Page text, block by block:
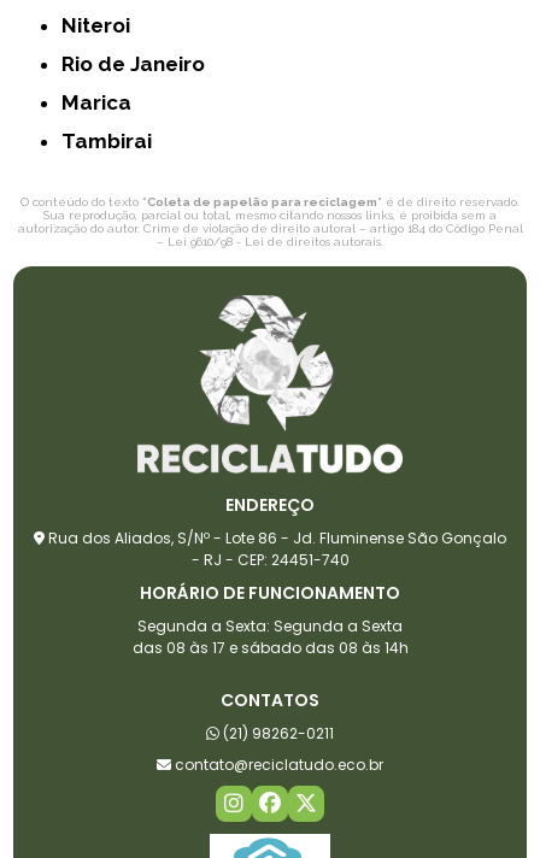
Niteroi
Rio de Janeiro
Marica
Tambirai
O conteúdo do texto "Coleta de papelão para reciclagem" é de direito reservado.
Sua reprodução, parcial ou total, mesmo citando nossos links, é proibida sem a
autorização do autor. Crime de violação de direito autoral – artigo 184 do Código Penal
– Lei 9610/98 - Lei de direitos autorais
ENDEREÇO
Rua dos Aliados, S/Nº - Lote 86 - Jd. Fluminense São Gonçalo
- RJ - CEP: 24451-740
HORÁRIO DE FUNCIONAMENTO
Segunda a Sexta: Segunda a Sexta
das 08 às 17 e sábado das 08 às 14h
CONTATOS
(21) 98262-0211
contato@reciclatudo.eco.br